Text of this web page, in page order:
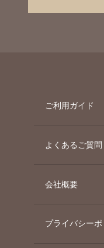
ご利用ガイド
よくあるご質問
会社概要
プライバシーポ